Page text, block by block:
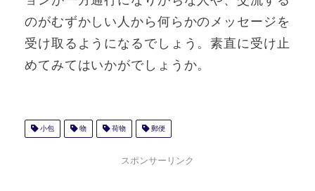
のがむずかしい人から何らかのメッセージを
受け取るようになるでしょう。素直に受け止
めてみてはいかがでしょうか。
小包 物 荷物 郵便
スポンサーリンク